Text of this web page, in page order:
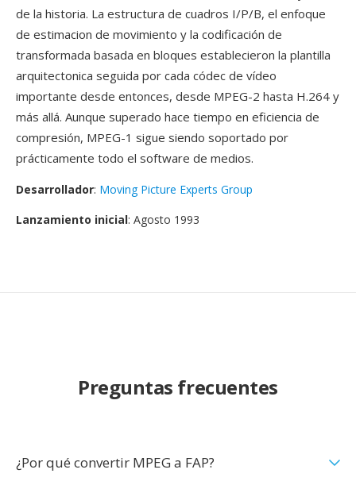
de la historia. La estructura de cuadros I/P/B, el enfoque
de estimacion de movimiento y la codificación de
transformada basada en bloques establecieron la plantilla
arquitectonica seguida por cada códec de vídeo
importante desde entonces, desde MPEG-2 hasta H.264 y
más allá. Aunque superado hace tiempo en eficiencia de
compresión, MPEG-1 sigue siendo soportado por
prácticamente todo el software de medios.
Desarrollador: Moving Picture Experts Group
Lanzamiento inicial: Agosto 1993
Preguntas frecuentes
¿Por qué convertir MPEG a FAP?